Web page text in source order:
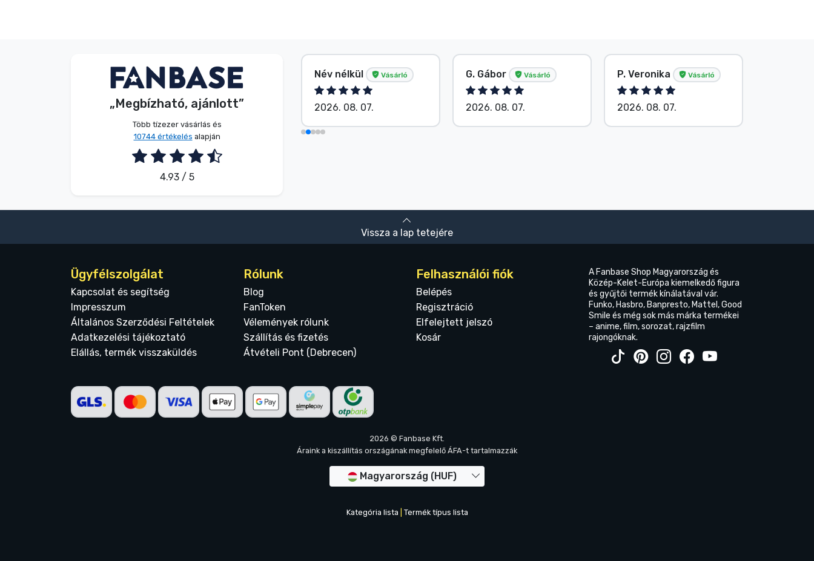
„Megbízható, ajánlott”
Több tízezer vásárlás és
10744 értékelés alapján
4.93 / 5
Név nélkül Vásárló
2026. 08. 07.
Név nélkül Vásárló
2026. 08. 07.
G. Gábor Vásárló
2026. 08. 07.
P. Veronika Vásárló
2026. 08. 07.
Vissza a lap tetejére
Ügyfélszolgálat
Kapcsolat és segítség
Impresszum
Általános Szerződési Feltételek
Adatkezelési tájékoztató
Elállás, termék visszaküldés
Rólunk
Blog
FanToken
Vélemények rólunk
Szállítás és fizetés
Átvételi Pont (Debrecen)
Felhasználói fiók
Belépés
Regisztráció
Elfelejtett jelszó
Kosár
A Fanbase Shop Magyarország és
Közép-Kelet-Európa kiemelkedő figura
és gyűjtői termék kínálatával vár.
Funko, Hasbro, Banpresto, Mattel, Good
Smile és még sok más márka termékei
– anime, film, sorozat, rajzfilm
rajongóknak.
2026 © Fanbase Kft.
Áraink a kiszállítás országának megfelelő ÁFA-t tartalmazzák
Magyarország (HUF)
Kategória lista Termék típus lista